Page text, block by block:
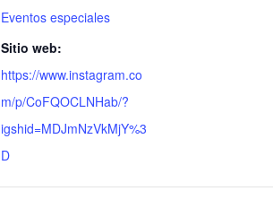
Eventos especiales
Sitio web:
https://www.instagram.co
m/p/CoFQOCLNHab/?
igshid=MDJmNzVkMjY%3
D